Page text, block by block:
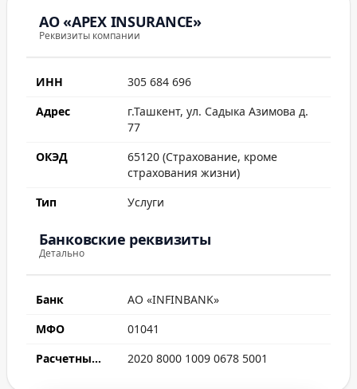
АО «APEX INSURANCE»
Реквизиты компании
ИНН
305 684 696
Адрес
г.Ташкент, ул. Садыка Азимова д.
77
ОКЭД
65120 (Страхование, кроме
страхования жизни)
Тип
Услуги
Банковские реквизиты
Детально
Банк
АО «INFINBANK»
МФО
01041
Расчетный счет
2020 8000 1009 0678 5001